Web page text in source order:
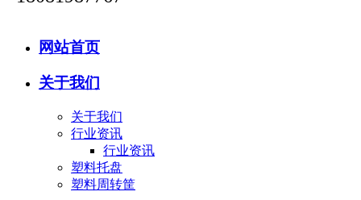
网站首页
关于我们
关于我们
行业资讯
行业资讯
塑料托盘
塑料周转筐